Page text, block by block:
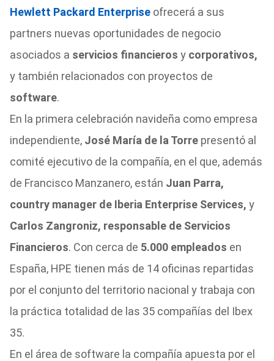
Hewlett Packard Enterprise ofrecerá a sus
partners nuevas oportunidades de negocio
asociados a servicios financieros y corporativos,
y también relacionados con proyectos de
software.
En la primera celebración navideña como empresa
independiente, José María de la Torrepresentó al
comité ejecutivo de la compañía, en el que, además
de Francisco Manzanero, están Juan Parra,
country manager de Iberia Enterprise Services, y
Carlos Zangroniz, responsable de Servicios
Financieros. Con cerca de 5.000 empleados en
España, HPE tienen más de 14 oficinas repartidas
por el conjunto del territorio nacional y trabaja con
la práctica totalidad de las 35 compañías del Ibex
35.
En el área de software la compañía apuesta por el